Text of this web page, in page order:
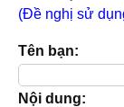
(Đề nghị sử
Tên bạn:
Nội dung: